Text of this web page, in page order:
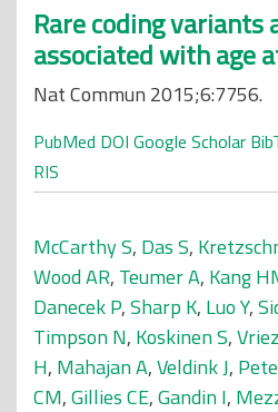
Rare coding variants
associated with age
Nat Commun 2015;6:7756.
PubMed DOI Google Scholar
RIS
McCarthy S, Das S,
Wood AR, Teumer A, Kang
Danecek P,Sharp K, Luo Y,
Timpson N, Koskinen S,
H, Mahajan A,Veldink J,
CM,Gillies CE,Gandin I,